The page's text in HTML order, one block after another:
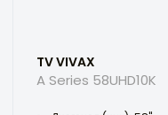
TV VIVAX
A Series 58UHD10K